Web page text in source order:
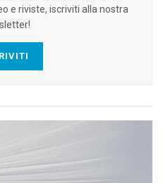
e riviste, iscriviti alla nostra